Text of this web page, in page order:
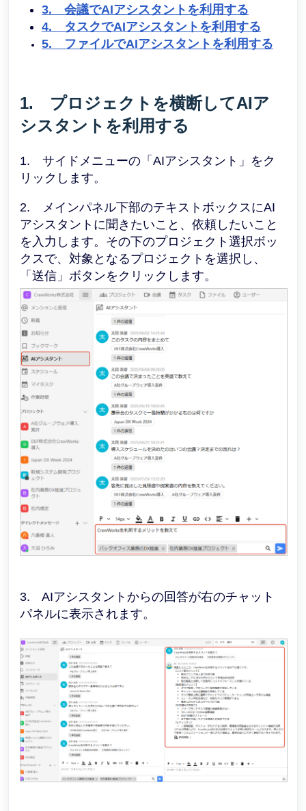
3. 会議でAIアシスタントを利用する
4. タスクでAIアシスタントを利用する
5. ファイルでAIアシスタントを利用する
1. プロジェクトを横断してAIア
シスタントを利用する
1. サイドメニューの「AIアシスタント」をク
リックします。
2. メインパネル下部のテキストボックスにAI
アシスタントに聞きたいこと、依頼したいこと
を入力します。その下のプロジェクト選択ボッ
クスで、対象となるプロジェクトを選択し、
「送信」ボタンをクリックします。
3. AIアシスタントからの回答が右のチャット
パネルに表示されます。